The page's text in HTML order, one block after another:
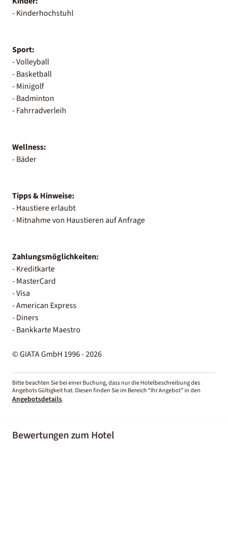
- Kinderhochstuhl
Sport:
- Volleyball
- Basketball
- Minigolf
- Badminton
- Fahrradverleih
Wellness:
- Bäder
Tipps & Hinweise:
- Haustiere erlaubt
- Mitnahme von Haustieren auf Anfrage
Zahlungsmöglichkeiten:
- Kreditkarte
- MasterCard
- Visa
- American Express
- Diners
- Bankkarte Maestro
© GIATA GmbH 1996 - 2026
Bitte beachten Sie bei einer Buchung, dass nur die Hotelbeschreibung des
Angebots Gültigkeit hat. Diesen finden Sie im Bereich “Ihr Angebot” in den
Angebotsdetails.
Bewertungen zum Hotel